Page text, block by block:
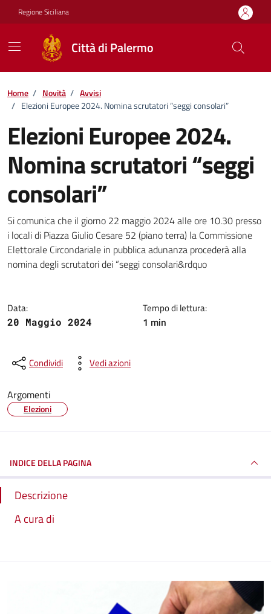
Vai ai contenuti
Vai al footer
Regione Siciliana
Città di Palermo
Home / Novità / Avvisi
/ Elezioni Europee 2024. Nomina scrutatori “seggi consolari”
Elezioni Europee 2024.
Nomina scrutatori “seggi
consolari”
Dettagli della notizia
Si comunica che il giorno 22 maggio 2024 alle ore 10.30 presso
i locali di Piazza Giulio Cesare 52 (piano terra) la Commissione
Elettorale Circondariale in pubblica adunanza procederà alla
nomina degli scrutatori dei “seggi consolari&rdquo
Data:
20 Maggio 2024
Tempo di lettura:
1 min
Condividi Vedi azioni
Argomenti
Elezioni
INDICE DELLA PAGINA
Descrizione
A cura di